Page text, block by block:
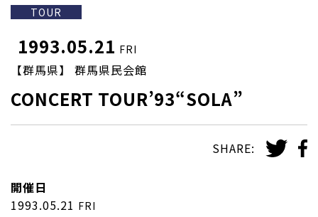
TOUR
1993.05.21 FRI
【群馬県】 群馬県民会館
CONCERT TOUR’93“SOLA”
SHARE:
開催日
1993.05.21 FRI